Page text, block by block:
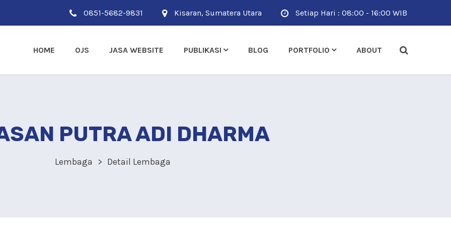
0851-5682-9831 Kisaran, Sumatera Utara Setiap Hari : 08:00 - 16:00 WIB
HOME OJS JASA WEBSITE PUBLIKASI BLOG PORTFOLIO ABOUT
PUTRA ADI DHARMA
Lembaga Detail Lembaga